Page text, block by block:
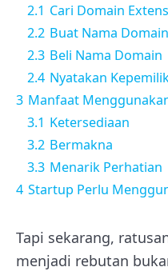
2.1 Cari Domain
2.2 Buat Nama
2.3 Beli Nama Domain
2.4 Nyatakan
3 Manfaat
3.1 Ketersediaan
3.2 Bermakna
3.3 Menarik Perhatian
4 Startup Perlu
Tapi sekarang,
menjadi rebutan